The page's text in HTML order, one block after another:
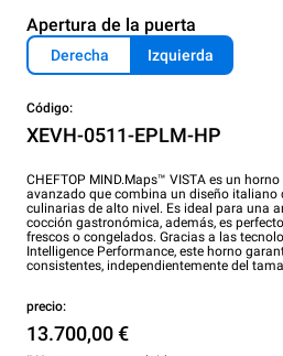
Apertura de la puerta
Derecha Izquierda
Código:
XEVH-0511-EPLM-HP
CHEFTOP MIND.Maps™ VISTA es un
avanzado que combina un diseño
culinarias de alto nivel. Es ideal para una
cocción gastronómica, además, es
frescos o congelados. Gracias a las
Intelligence Performance, este horno
consistentes, independientemente del
precio:
13.700,00 €